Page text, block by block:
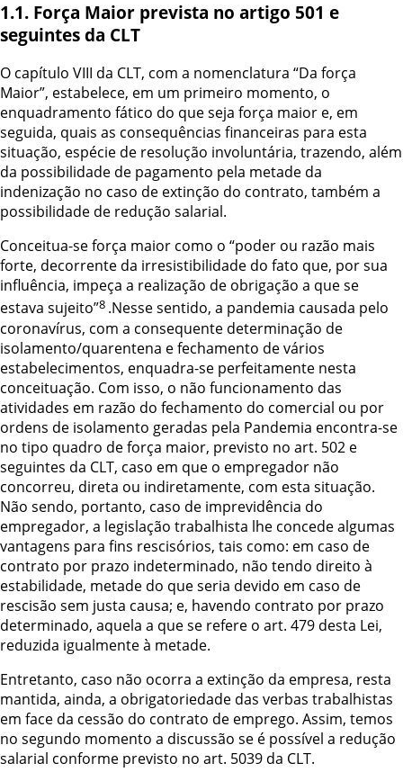
1.1. Força Maior prevista no artigo 501 e
seguintes da CLT
O capítulo VIII da CLT, com a nomenclatura “Da força
Maior”, estabelece, em um primeiro momento, o
enquadramento fático do que seja força maior e, em
seguida, quais as consequências financeiras para esta
situação, espécie de resolução involuntária, trazendo, além
da possibilidade de pagamento pela metade da
indenização no caso de extinção do contrato, também a
possibilidade de redução salarial.
Conceitua-se força maior como o “poder ou razão mais
forte, decorrente da irresistibilidade do fato que, por sua
influência, impeça a realização de obrigação a quese
estava sujeito”8 .Nesse sentido, a pandemia causada pelo
coronavírus, com a consequente determinação de
isolamento/quarentena e fechamento de vários
estabelecimentos, enquadra-se perfeitamente nesta
conceituação. Com isso, o não funcionamento das
atividades em razão do fechamento do comercial ou por
ordens de isolamento geradas pela Pandemia encontra-se
no tipo quadro de força maior, previsto no art. 502 e
seguintes da CLT, caso em que o empregador não
concorreu, direta ou indiretamente, com esta situação.
Não sendo, portanto, caso de imprevidência do
empregador, a legislação trabalhista lhe concede algumas
vantagens para fins rescisórios, tais como: em caso de
contrato por prazo indeterminado, não tendo direito à
estabilidade, metade do que seria devido em caso de
rescisão sem justa causa; e, havendo contrato por prazo
determinado, aquela a que se refere o art. 479 desta Lei,
reduzida igualmente à metade.
Entretanto, caso não ocorra a extinção da empresa, resta
mantida, ainda, a obrigatoriedade das verbas trabalhistas
em face da cessão do contrato de emprego. Assim, temos
no segundo momento a discussão se é possível a redução
salarial conforme previsto no art. 5039 da CLT.